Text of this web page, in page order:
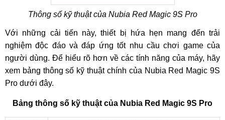
Thông số kỹ thuật của Nubia Red Magic 9S Pro
Với những cải tiến này, thiết bị hứa hẹn mang đến trải
nghiệm độc đáo và đáp ứng tốt nhu cầu chơi game của
người dùng. Để hiểu rõ hơn về các tính năng của máy, hãy
xem bảng thông số kỹ thuật chính của Nubia Red Magic 9S
Pro dưới đây.
Bảng thông số kỹ thuật của Nubia Red Magic 9S Pro